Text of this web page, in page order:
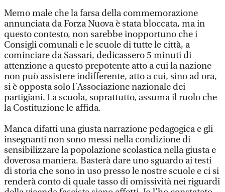
Memo male che la farsa della commemorazione
annunciata da Forza Nuova è stata bloccata, ma in
questo contesto, non sarebbe inopportuno che i
Consigli comunali e le scuole di tutte le città, a
cominciare da Sassari, dedicassero 5 minuti di
attenzione a questo prepotente atto a cui la nazione
non può assistere indifferente, atto a cui, sino ad ora,
si è opposta solo l’Associazione nazionale dei
partigiani. La scuola, soprattutto, assuma il ruolo che
la Costituzione le affida.
Manca difatti una giusta narrazione pedagogica e gli
insegnanti non sono messi nella condizione di
sensibilizzare la popolazione scolastica nella giusta e
doverosa maniera. Basterà dare uno sguardo ai testi
di storia che sono in uso presso le nostre scuole e ci si
renderà conto di quale tasso di omissività nei riguardi